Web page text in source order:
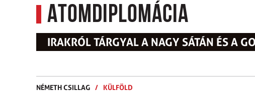
Atomdiplomácia
IRAKRÓL TÁRGYAL A NAGY SÁTÁN ÉS A
NÉMETH CSILLAG / KÜLFÖLD